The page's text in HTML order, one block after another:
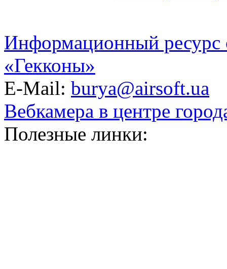
Информационный ресурс
«Гекконы»
E-Mail: burya@airsoft.ua
Вебкамера в центре
Полезные линки: